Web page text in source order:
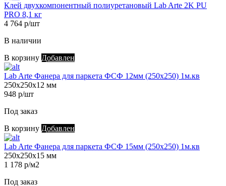
Клей двухкомпонентный полиуретановый Lab Arte 2K PU
PRO 8,1 кг
4 764 р/шт
В наличии
В корзину Добавлен
Lab Arte Фанера для паркета ФСФ 12мм (250х250) 1м.кв
250х250х12 мм
948 р/шт
Под заказ
В корзину Добавлен
Lab Arte Фанера для паркета ФСФ 15мм (250х250) 1м.кв
250х250х15 мм
1 178 р/м2
Под заказ